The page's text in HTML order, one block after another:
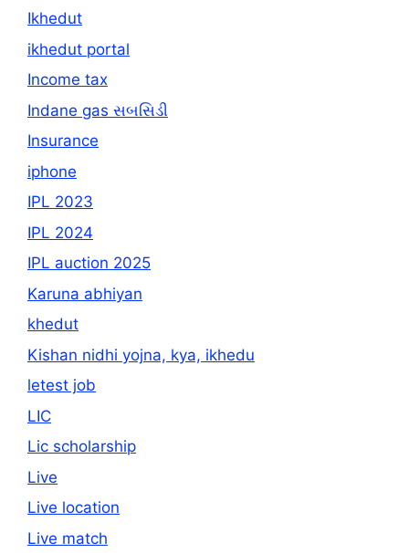
Ikhedut
ikhedut portal
Income tax
Indane gas સબસિડી
Insurance
iphone
IPL 2023
IPL 2024
IPL auction 2025
Karuna abhiyan
khedut
Kishan nidhi yojna, kya, ikhedu
letest job
LIC
Lic scholarship
Live
Live location
Live match